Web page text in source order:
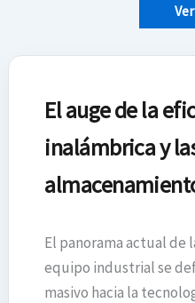
El auge de la
inalámbrica y
El panorama actual de
equipo industrial se
masivo hacia la